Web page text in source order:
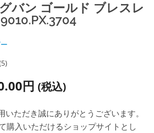
バン ゴールド ブレスレ
円 (税込)
いただき誠にありがとうございます。
購入いただけるショップサイトとし